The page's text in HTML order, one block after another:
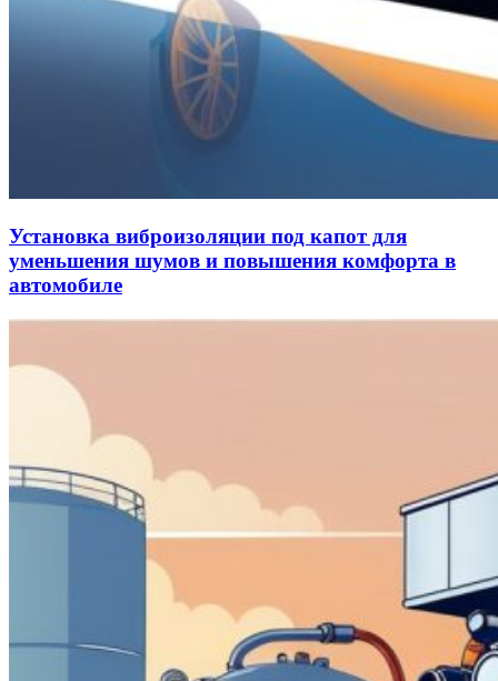
Установка виброизоляции под капот для
уменьшения шумов и повышения комфорта в
автомобиле